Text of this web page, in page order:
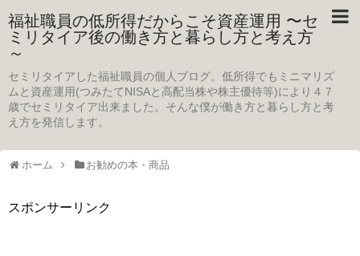
福祉職員の低所得だからこそ資産運用 〜セ
ミリタイア後の働き方と暮らし方と考え方
～
セミリタイアした福祉職員の個人ブログ。低所得でもミニマリズ
ムと資産運用(つみたてNISAと高配当株や株主優待等)により４７
歳でセミリタイア出来ました。そんな僕が働き方と暮らし方と考
え方を発信します。
ホーム お勧めの本・商品
スポンサーリンク